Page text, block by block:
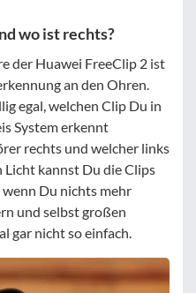
wo ist rechts?
der Huawei FreeClip 2 ist
an den Ohren.
egal, welchen Clip Du in
System erkennt
rechts und welcher links
Licht kannst Du die Clips
Du nichts mehr
und selbst großen
gar nicht so einfach.